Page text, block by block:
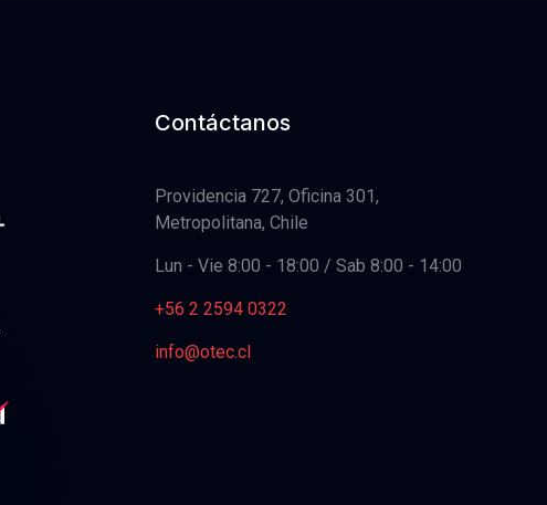
Contáctanos
Providencia 727, Oficina 301,
Metropolitana, Chile
Lun - Vie 8:00 - 18:00 / Sab 8:00 - 14:00
+56 2 2594 0322
info@otec.cl